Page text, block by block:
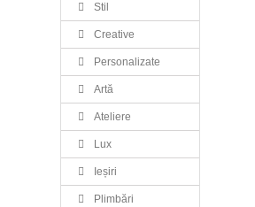
Stil
Creative
Personalizate
Artă
Ateliere
Lux
Ieșiri
Plimbări